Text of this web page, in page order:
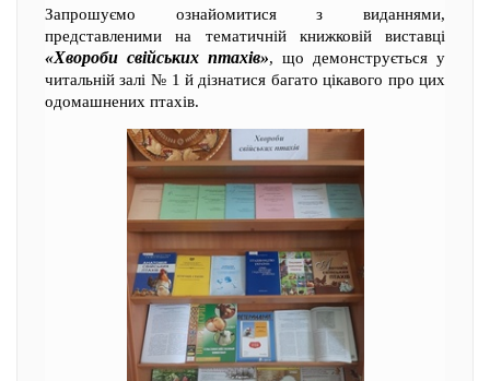
Запрошуємо ознайомитися з виданнями,
представленими на тематичній книжковій виставці
«Хвороби свійських птахів», що демонструється у
читальній залі № 1 й дізнатися багато цікавого про цих
одомашнених птахів.